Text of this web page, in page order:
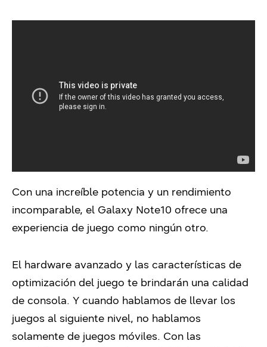
Con una increíble potencia y un rendimiento
incomparable, el Galaxy Note10 ofrece una
experiencia de juego como ningún otro.
El hardware avanzado y las características de
optimización del juego te brindarán una calidad
de consola. Y cuando hablamos de llevar los
juegos al siguiente nivel, no hablamos
solamente de juegos móviles. Con las